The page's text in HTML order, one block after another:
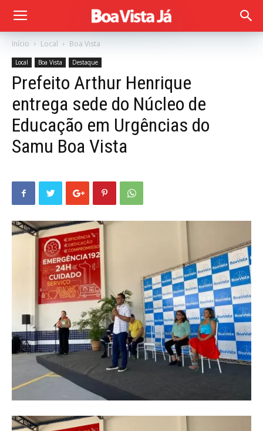
Início Local Boa Vista
Local Boa Vista Destaque
Prefeito Arthur Henrique
entrega sede do Núcleo de
Educação em Urgências do
Samu Boa Vista